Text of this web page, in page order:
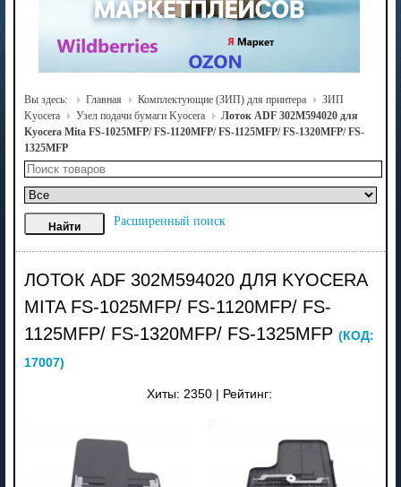
Вы здесь: Главная Комплектующие (ЗИП) для принтера
ЗИП
Kyocera
Узел подачи бумаги Kyocera
Лоток ADF 302M594020 для
Kyocera Mita FS-1025MFP/ FS-1120MFP/ FS-1125MFP/ FS-1320MFP/ FS-
1325MFP
Расширенный поиск
ЛОТОК ADF 302M594020 ДЛЯ KYOCERA
MITA FS-1025MFP/ FS-1120MFP/ FS-
1125MFP/ FS-1320MFP/ FS-1325MFP (КОД:
17007)
Хиты: 2350 Рейтинг: